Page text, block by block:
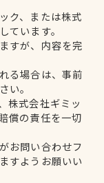
ク、または株式
ています。
すが、内容を完
る場合は、事前
い。
株式会社ギミッ
償の責任を一切
お問い合わせフ
すようお願いい